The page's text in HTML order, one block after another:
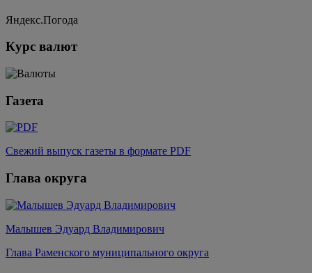
Яндекс.Погода
Курс валют
Газета
Свежий выпуск газеты в формате PDF
Глава округа
Малышев Эдуард Владимирович
Глава Раменского муниципального округа